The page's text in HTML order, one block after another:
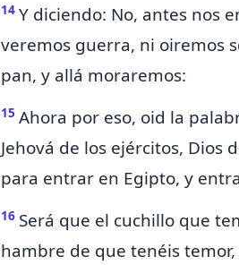
14 Y diciendo: No, antes nos
veremos guerra, ni oiremos
pan, y allá moraremos:
15 Ahora por eso, oid la
Jehová de los ejércitos, Dios
para entrar en Egipto, y
16 Será que el cuchillo que
hambre de que tenéis